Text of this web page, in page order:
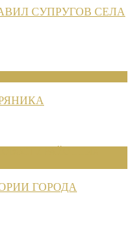
СУПРУГОВ СЕЛА
ГОРОДА